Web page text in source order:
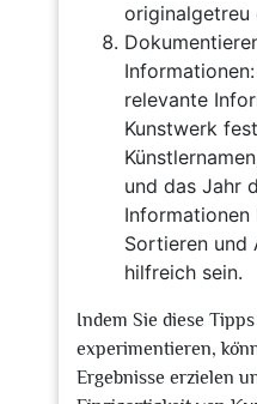
originalgetreu
relevante
Kunstwerk
und das Jahr
Informationen
Sortieren und
hilfreich sein.
Indem Sie diese
experimentieren,
Ergebnisse erzielen